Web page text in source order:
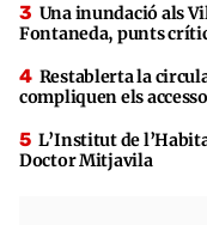
Una inundació als
Fontaneda, punts
Restablerta la
compliquen els
L’Institut de
Doctor Mitjavila